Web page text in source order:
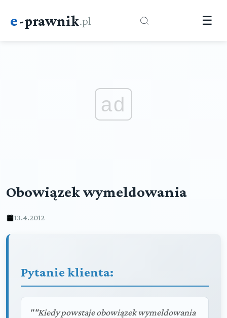
e-prawnik.pl ☰
ad
Obowiązek wymeldowania
13.4.2012
Pytanie klienta:
""Kiedy powstaje obowiązek wymeldowania